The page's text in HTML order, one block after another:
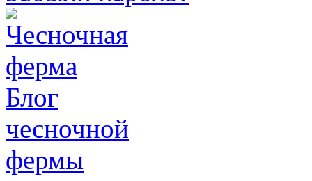
Блог
чесночной
фермы